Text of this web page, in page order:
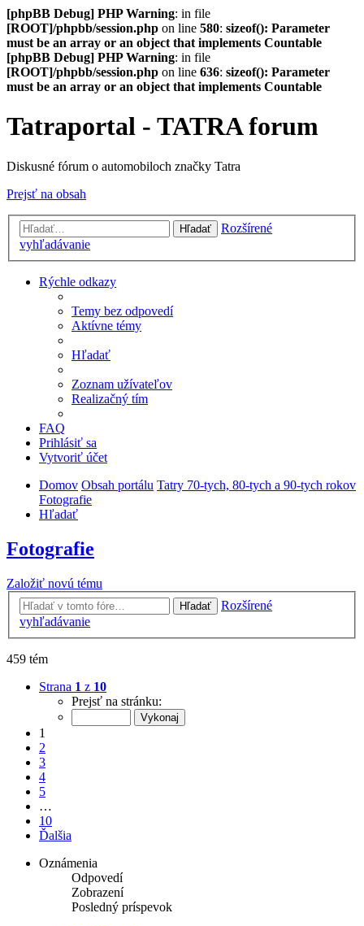
[phpBB Debug] PHP Warning: in file
[ROOT]/phpbb/session.php on line 580: sizeof(): Parameter
must be an array or an object that implements Countable
[phpBB Debug] PHP Warning: in file
[ROOT]/phpbb/session.php on line 636: sizeof(): Parameter
must be an array or an object that implements Countable
Tatraportal - TATRA forum
Diskusné fórum o automobiloch značky Tatra
Prejsť na obsah
Hľadať
Rozšírené
vyhľadávanie
Rýchle odkazy
Temy bez odpovedí
Aktívne témy
Hľadať
Zoznam užívateľov
Realizačný tím
FAQ
Prihlásiť sa
Vytvoriť účet
Domov Obsah portálu Tatry 70-tych, 80-tych a 90-tych rokov
Fotografie
Hľadať
Fotografie
Založiť novú tému
Hľadať
Rozšírené
vyhľadávanie
459 tém
Strana 1 z 10
Prejsť na stránku:
1
2
3
4
5
…
10
Ďalšia
Oznámenia
Odpovedí
Zobrazení
Posledný príspevok